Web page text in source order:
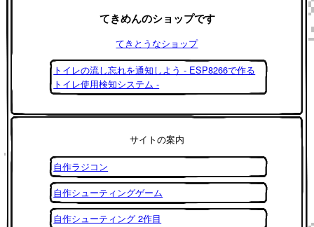
てきめんのショップです
てきとうなショップ
トイレの流し忘れを通知しよう - ESP8266で作る
トイレ使用検知システム -
サイトの案内
自作ラジコン
自作シューティングゲーム
自作シューティング 2作目